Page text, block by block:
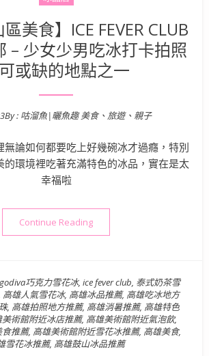
區美食】ICE FEVER CLUB
– 少女少男吃冰打卡拍照
或缺的地點之一
Posted on
By : 咕溜魚|曬魚趣 美食、旅遊、親子
無論如何都要吃上好幾碗冰才過癮，特別
的環境裡吃著充滿特色的冰品，實在是太
幸福啦
Continue Reading“【高雄鼓山區美食】ICE
godiva巧克力雪花冰, ice fever club, 泰式奶茶雪
高雄人氣雪花冰, 高雄冰品推薦, 高雄吃冰地方
, 高雄拍照地方推薦, 高雄消暑推薦, 高雄特色
美術館附近冰店推薦, 高雄美術館附近氣泡飲,
推薦, 高雄美術館附近雪花冰推薦, 高雄美食,
雪花冰推薦, 高雄鼓山冰品推薦